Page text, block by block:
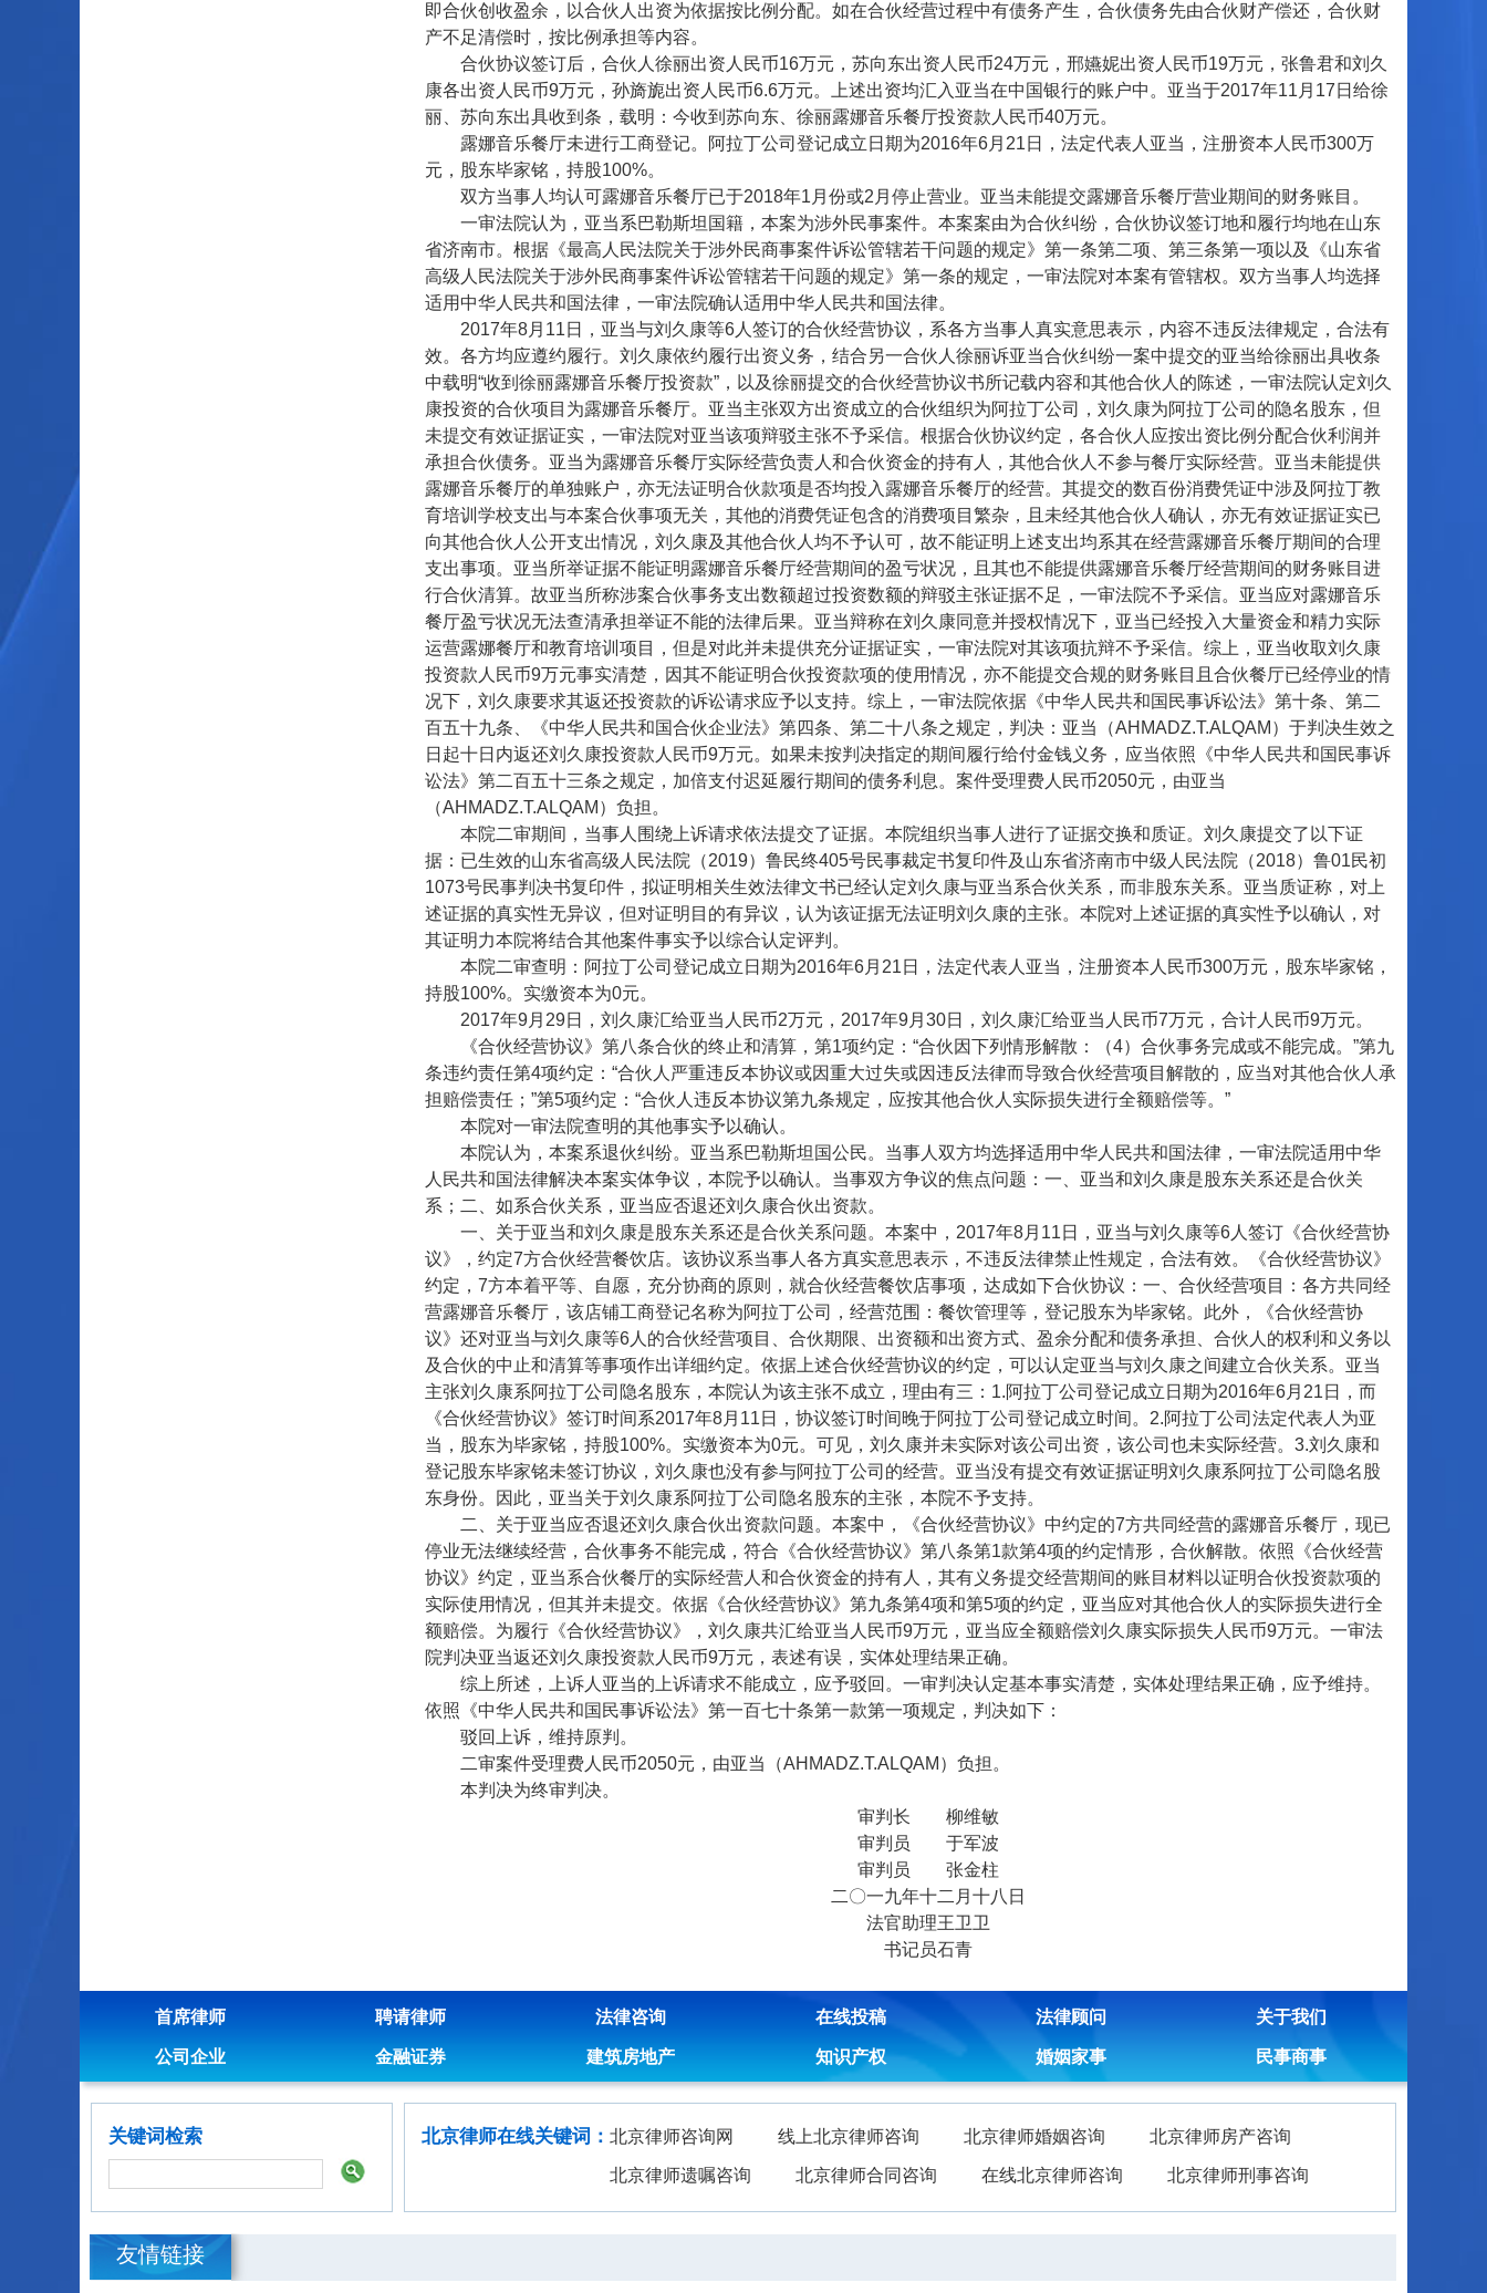
即合伙创收盈余，以合伙人出资为依据按比例分配。如在合伙经营过程中有债务产生，合伙债务先由合伙财产偿还，合伙财
产不足清偿时，按比例承担等内容。
合伙协议签订后，合伙人徐丽出资人民币16万元，苏向东出资人民币24万元，邢嬿妮出资人民币19万元，张鲁君和刘久
康各出资人民币9万元，孙旖旎出资人民币6.6万元。上述出资均汇入亚当在中国银行的账户中。亚当于2017年11月17日给徐
丽、苏向东出具收到条，载明：今收到苏向东、徐丽露娜音乐餐厅投资款人民币40万元。
露娜音乐餐厅未进行工商登记。阿拉丁公司登记成立日期为2016年6月21日，法定代表人亚当，注册资本人民币300万
元，股东毕家铭，持股100%。
双方当事人均认可露娜音乐餐厅已于2018年1月份或2月停止营业。亚当未能提交露娜音乐餐厅营业期间的财务账目。
一审法院认为，亚当系巴勒斯坦国籍，本案为涉外民事案件。本案案由为合伙纠纷，合伙协议签订地和履行均地在山东
省济南市。根据《最高人民法院关于涉外民商事案件诉讼管辖若干问题的规定》第一条第二项、第三条第一项以及《山东省
高级人民法院关于涉外民商事案件诉讼管辖若干问题的规定》第一条的规定，一审法院对本案有管辖权。双方当事人均选择
适用中华人民共和国法律，一审法院确认适用中华人民共和国法律。
2017年8月11日，亚当与刘久康等6人签订的合伙经营协议，系各方当事人真实意思表示，内容不违反法律规定，合法有
效。各方均应遵约履行。刘久康依约履行出资义务，结合另一合伙人徐丽诉亚当合伙纠纷一案中提交的亚当给徐丽出具收条
中载明“收到徐丽露娜音乐餐厅投资款”，以及徐丽提交的合伙经营协议书所记载内容和其他合伙人的陈述，一审法院认定刘久
康投资的合伙项目为露娜音乐餐厅。亚当主张双方出资成立的合伙组织为阿拉丁公司，刘久康为阿拉丁公司的隐名股东，但
未提交有效证据证实，一审法院对亚当该项辩驳主张不予采信。根据合伙协议约定，各合伙人应按出资比例分配合伙利润并
承担合伙债务。亚当为露娜音乐餐厅实际经营负责人和合伙资金的持有人，其他合伙人不参与餐厅实际经营。亚当未能提供
露娜音乐餐厅的单独账户，亦无法证明合伙款项是否均投入露娜音乐餐厅的经营。其提交的数百份消费凭证中涉及阿拉丁教
育培训学校支出与本案合伙事项无关，其他的消费凭证包含的消费项目繁杂，且未经其他合伙人确认，亦无有效证据证实已
向其他合伙人公开支出情况，刘久康及其他合伙人均不予认可，故不能证明上述支出均系其在经营露娜音乐餐厅期间的合理
支出事项。亚当所举证据不能证明露娜音乐餐厅经营期间的盈亏状况，且其也不能提供露娜音乐餐厅经营期间的财务账目进
行合伙清算。故亚当所称涉案合伙事务支出数额超过投资数额的辩驳主张证据不足，一审法院不予采信。亚当应对露娜音乐
餐厅盈亏状况无法查清承担举证不能的法律后果。亚当辩称在刘久康同意并授权情况下，亚当已经投入大量资金和精力实际
运营露娜餐厅和教育培训项目，但是对此并未提供充分证据证实，一审法院对其该项抗辩不予采信。综上，亚当收取刘久康
投资款人民币9万元事实清楚，因其不能证明合伙投资款项的使用情况，亦不能提交合规的财务账目且合伙餐厅已经停业的情
况下，刘久康要求其返还投资款的诉讼请求应予以支持。综上，一审法院依据《中华人民共和国民事诉讼法》第十条、第二
百五十九条、《中华人民共和国合伙企业法》第四条、第二十八条之规定，判决：亚当（AHMADZ.T.ALQAM）于判决生效之
日起十日内返还刘久康投资款人民币9万元。如果未按判决指定的期间履行给付金钱义务，应当依照《中华人民共和国民事诉
讼法》第二百五十三条之规定，加倍支付迟延履行期间的债务利息。案件受理费人民币2050元，由亚当
（AHMADZ.T.ALQAM）负担。
本院二审期间，当事人围绕上诉请求依法提交了证据。本院组织当事人进行了证据交换和质证。刘久康提交了以下证
据：已生效的山东省高级人民法院（2019）鲁民终405号民事裁定书复印件及山东省济南市中级人民法院（2018）鲁01民初
1073号民事判决书复印件，拟证明相关生效法律文书已经认定刘久康与亚当系合伙关系，而非股东关系。亚当质证称，对上
述证据的真实性无异议，但对证明目的有异议，认为该证据无法证明刘久康的主张。本院对上述证据的真实性予以确认，对
其证明力本院将结合其他案件事实予以综合认定评判。
本院二审查明：阿拉丁公司登记成立日期为2016年6月21日，法定代表人亚当，注册资本人民币300万元，股东毕家铭，
持股100%。实缴资本为0元。
2017年9月29日，刘久康汇给亚当人民币2万元，2017年9月30日，刘久康汇给亚当人民币7万元，合计人民币9万元。
《合伙经营协议》第八条合伙的终止和清算，第1项约定：“合伙因下列情形解散：（4）合伙事务完成或不能完成。”第九
条违约责任第4项约定：“合伙人严重违反本协议或因重大过失或因违反法律而导致合伙经营项目解散的，应当对其他合伙人承
担赔偿责任；”第5项约定：“合伙人违反本协议第九条规定，应按其他合伙人实际损失进行全额赔偿等。”
本院对一审法院查明的其他事实予以确认。
本院认为，本案系退伙纠纷。亚当系巴勒斯坦国公民。当事人双方均选择适用中华人民共和国法律，一审法院适用中华
人民共和国法律解决本案实体争议，本院予以确认。当事双方争议的焦点问题：一、亚当和刘久康是股东关系还是合伙关
系；二、如系合伙关系，亚当应否退还刘久康合伙出资款。
一、关于亚当和刘久康是股东关系还是合伙关系问题。本案中，2017年8月11日，亚当与刘久康等6人签订《合伙经营协
议》，约定7方合伙经营餐饮店。该协议系当事人各方真实意思表示，不违反法律禁止性规定，合法有效。《合伙经营协议》
约定，7方本着平等、自愿，充分协商的原则，就合伙经营餐饮店事项，达成如下合伙协议：一、合伙经营项目：各方共同经
营露娜音乐餐厅，该店铺工商登记名称为阿拉丁公司，经营范围：餐饮管理等，登记股东为毕家铭。此外，《合伙经营协
议》还对亚当与刘久康等6人的合伙经营项目、合伙期限、出资额和出资方式、盈余分配和债务承担、合伙人的权利和义务以
及合伙的中止和清算等事项作出详细约定。依据上述合伙经营协议的约定，可以认定亚当与刘久康之间建立合伙关系。亚当
主张刘久康系阿拉丁公司隐名股东，本院认为该主张不成立，理由有三：1.阿拉丁公司登记成立日期为2016年6月21日，而
《合伙经营协议》签订时间系2017年8月11日，协议签订时间晚于阿拉丁公司登记成立时间。2.阿拉丁公司法定代表人为亚
当，股东为毕家铭，持股100%。实缴资本为0元。可见，刘久康并未实际对该公司出资，该公司也未实际经营。3.刘久康和
登记股东毕家铭未签订协议，刘久康也没有参与阿拉丁公司的经营。亚当没有提交有效证据证明刘久康系阿拉丁公司隐名股
东身份。因此，亚当关于刘久康系阿拉丁公司隐名股东的主张，本院不予支持。
二、关于亚当应否退还刘久康合伙出资款问题。本案中，《合伙经营协议》中约定的7方共同经营的露娜音乐餐厅，现已
停业无法继续经营，合伙事务不能完成，符合《合伙经营协议》第八条第1款第4项的约定情形，合伙解散。依照《合伙经营
协议》约定，亚当系合伙餐厅的实际经营人和合伙资金的持有人，其有义务提交经营期间的账目材料以证明合伙投资款项的
实际使用情况，但其并未提交。依据《合伙经营协议》第九条第4项和第5项的约定，亚当应对其他合伙人的实际损失进行全
额赔偿。为履行《合伙经营协议》，刘久康共汇给亚当人民币9万元，亚当应全额赔偿刘久康实际损失人民币9万元。一审法
院判决亚当返还刘久康投资款人民币9万元，表述有误，实体处理结果正确。
综上所述，上诉人亚当的上诉请求不能成立，应予驳回。一审判决认定基本事实清楚，实体处理结果正确，应予维持。
依照《中华人民共和国民事诉讼法》第一百七十条第一款第一项规定，判决如下：
驳回上诉，维持原判。
二审案件受理费人民币2050元，由亚当（AHMADZ.T.ALQAM）负担。
本判决为终审判决。
审判长 柳维敏
审判员 于军波
审判员 张金柱
二〇一九年十二月十八日
法官助理王卫卫
书记员石青
首席律师 聘请律师 法律咨询 在线投稿 法律顾问 关于我们
公司企业 金融证券 建筑房地产 知识产权 婚姻家事 民事商事
关键词检索 北京律师在线关键词： 北京律师咨询网 线上北京律师咨询 北京律师婚姻咨询 北京律师房产咨询
北京律师遗嘱咨询 北京律师合同咨询 在线北京律师咨询 北京律师刑事咨询
友情链接